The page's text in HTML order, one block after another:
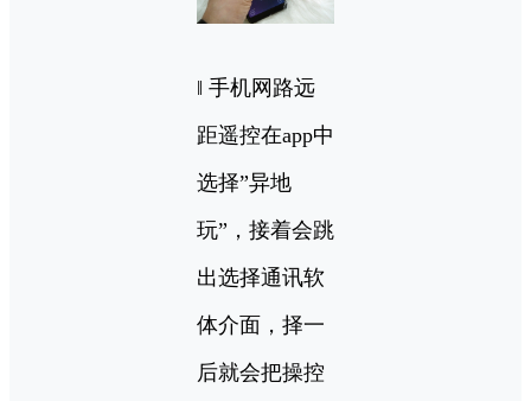
‖ 手机网路远
距遥控在app中
选择”异地
玩”，接着会跳
出选择通讯软
体介面，择一
后就会把操控